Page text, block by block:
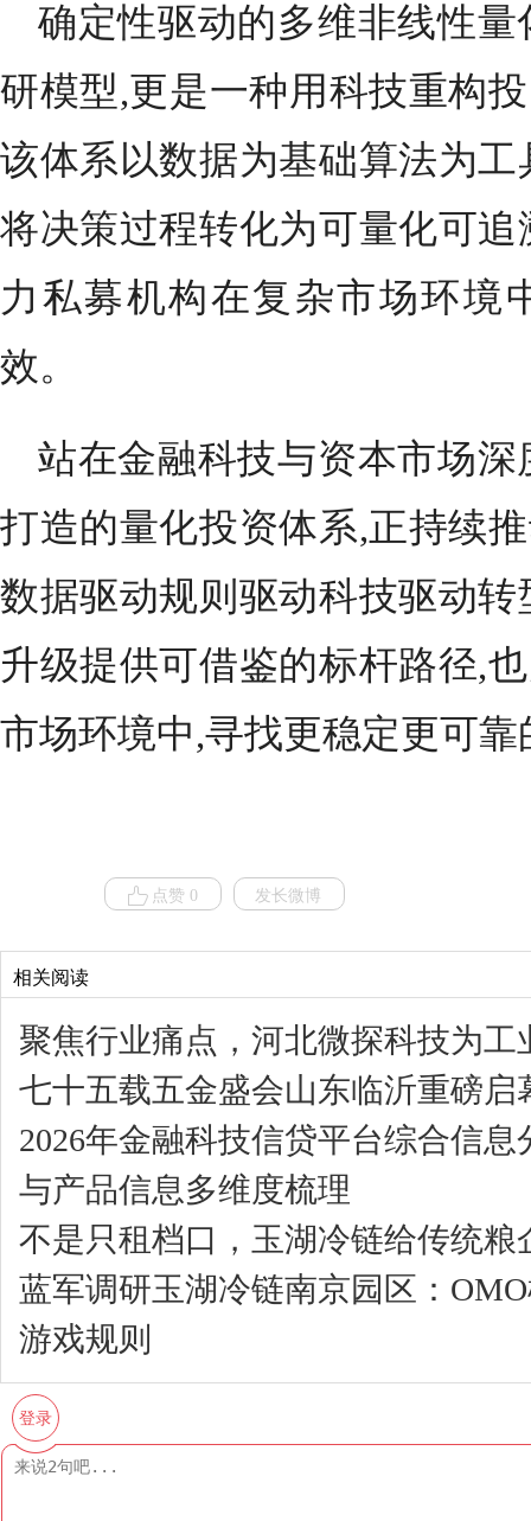
确定性驱动的多维非线性
研模型,更是一种用科技重构
该体系以数据为基础算法为
将决策过程转化为可量化可
力私募机构在复杂市场环境
效。
站在金融科技与资本市场
打造的量化投资体系,正持续
数据驱动规则驱动科技驱动
升级提供可借鉴的标杆路径,
市场环境中,寻找更稳定更可
点赞 0 发长微博
相关阅读
聚焦行业痛点，河北微探科技为工
七十五载五金盛会山东临沂重磅启
2026年金融科技信贷平台综合信
与产品信息多维度梳理
不是只租档口，玉湖冷链给传统粮
蓝军调研玉湖冷链南京园区：
游戏规则
登录